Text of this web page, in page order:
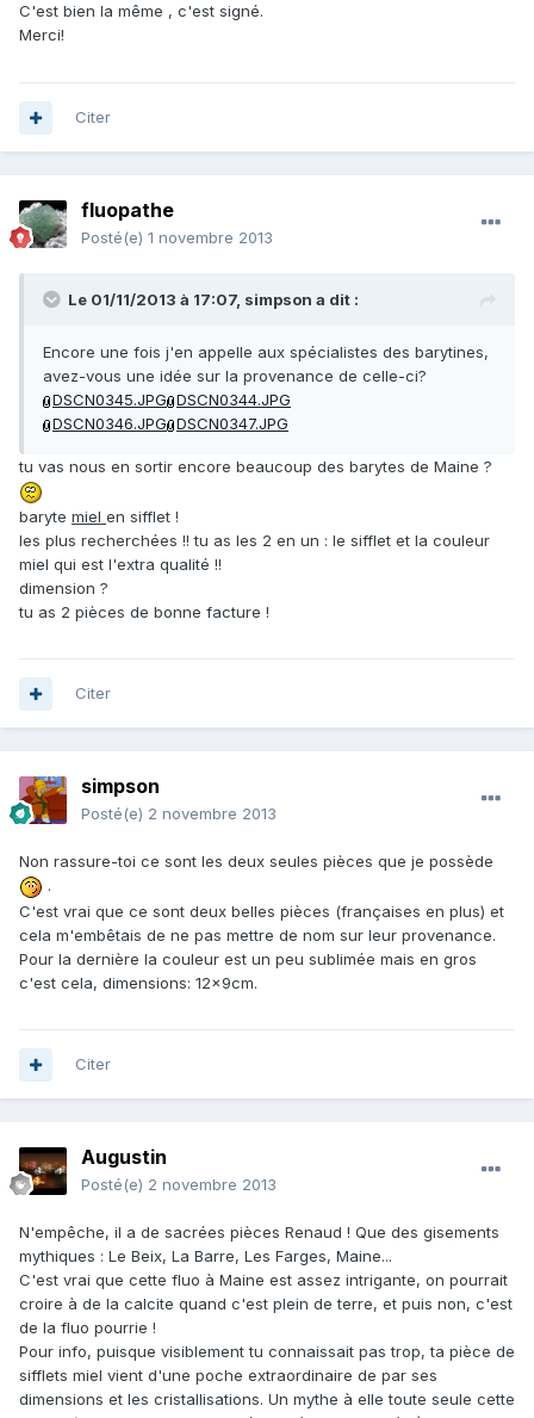
C'est bien la même , c'est signé.
Merci!
Citer
fluopathe
Posté(e) 1 novembre 2013
Le 01/11/2013 à 17:07, simpson a dit :
Encore une fois j'en appelle aux spécialistes des barytines,
avez-vous une idée sur la provenance de celle-ci?
DSCN0345.JPG DSCN0344.JPG
DSCN0346.JPG DSCN0347.JPG
tu vas nous en sortir encore beaucoup des barytes de Maine ?
baryte miel en sifflet !
les plus recherchées !! tu as les 2 en un : le sifflet et la couleur
miel qui est l'extra qualité !!
dimension ?
tu as 2 pièces de bonne facture !
Citer
simpson
Posté(e) 2 novembre 2013
Non rassure-toi ce sont les deux seules pièces que je possède
.
C'est vrai que ce sont deux belles pièces (françaises en plus) et
cela m'embêtais de ne pas mettre de nom sur leur provenance.
Pour la dernière la couleur est un peu sublimée mais en gros
c'est cela, dimensions: 12x9cm.
Citer
Augustin
Posté(e) 2 novembre 2013
N'empêche, il a de sacrées pièces Renaud ! Que des gisements
mythiques : Le Beix, La Barre, Les Farges, Maine...
C'est vrai que cette fluo à Maine est assez intrigante, on pourrait
croire à de la calcite quand c'est plein de terre, et puis non, c'est
de la fluo pourrie !
Pour info, puisque visiblement tu connaissait pas trop, ta pièce de
sifflets miel vient d'une poche extraordinaire de par ses
dimensions et les cristallisations. Un mythe à elle toute seule cette